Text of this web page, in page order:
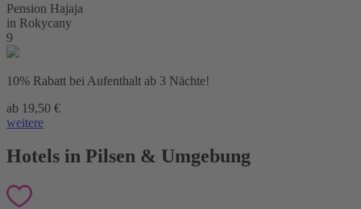
Pension Hajaja
in Rokycany
9
10% Rabatt bei Aufenthalt ab 3 Nächte!
ab 19,50 €
weitere
Hotels in Pilsen & Umgebung